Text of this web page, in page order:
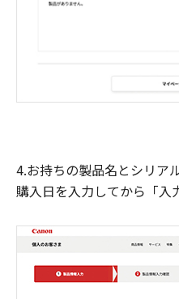
4.お持ちの製品名とシリア
購入日を入力してから「入